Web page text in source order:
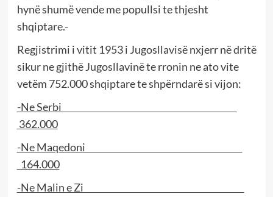
hynë shumë vende me popullsi te thjesht
shqiptare.-
Regjistrimi i vitit 1953 i Jugosllavisë nxjerr në dritë
sikur ne gjithë Jugosllavinë te rronin ne ato vite
vetëm 752.000 shqiptare te shpërndarë si vijon:
-Ne Serbi
362.000
-Ne Maqedoni
164.000
-Ne Malin e Zi